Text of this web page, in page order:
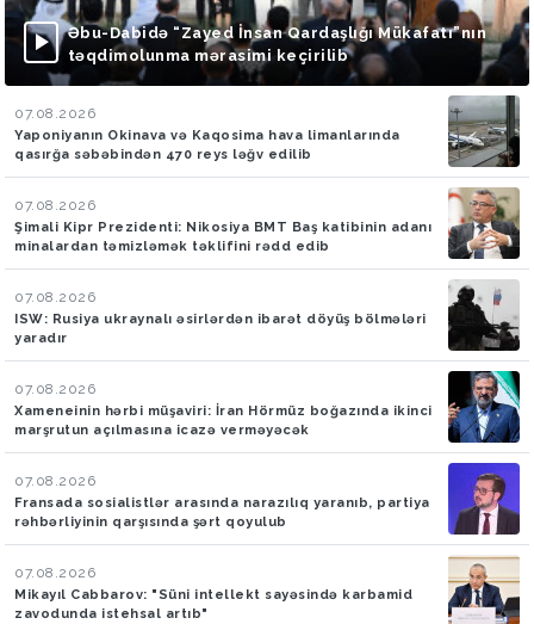
Əbu-Dabidə “Zayed İnsan Qardaşlığı Mükafatı”nın
təqdimolunma mərasimi keçirilib
07.08.2026
Yaponiyanın Okinava və Kaqosima hava limanlarında
qasırğa səbəbindən 470 reys ləğv edilib
07.08.2026
Şimali Kipr Prezidenti: Nikosiya BMT Baş katibinin adanı
minalardan təmizləmək təklifini rədd edib
07.08.2026
ISW: Rusiya ukraynalı əsirlərdən ibarət döyüş bölmələri
yaradır
07.08.2026
Xameneinin hərbi müşaviri: İran Hörmüz boğazında ikinci
marşrutun açılmasına icazə verməyəcək
07.08.2026
Fransada sosialistlər arasında narazılıq yaranıb, partiya
rəhbərliyinin qarşısında şərt qoyulub
07.08.2026
Mikayıl Cabbarov: "Süni intellekt sayəsində karbamid
zavodunda istehsal artıb"